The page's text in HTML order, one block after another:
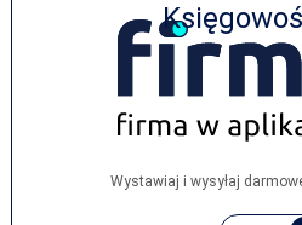
Wystawiaj i wysyłaj